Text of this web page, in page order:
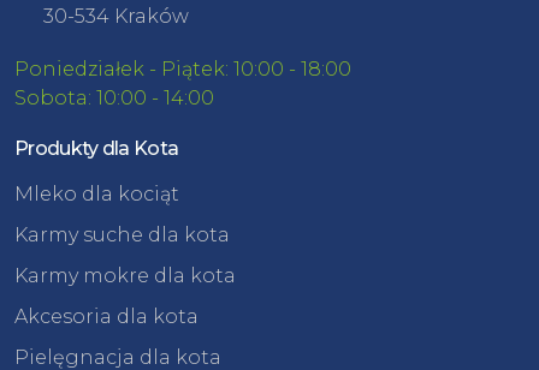
30-534 Kraków
Poniedziałek - Piątek: 10:00 - 18:00
Sobota: 10:00 - 14:00
Produkty dla Kota
Mleko dla kociąt
Karmy suche dla kota
Karmy mokre dla kota
Akcesoria dla kota
Pielęgnacja dla kota